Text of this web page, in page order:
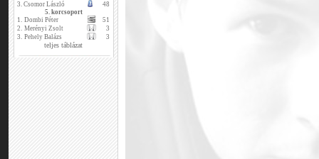
3. Csomor László
48
5. korcsoport
1. Dombi Péter
51
2. Merényi Zsolt
3
3. Pehely Balázs 3
teljes táblázat